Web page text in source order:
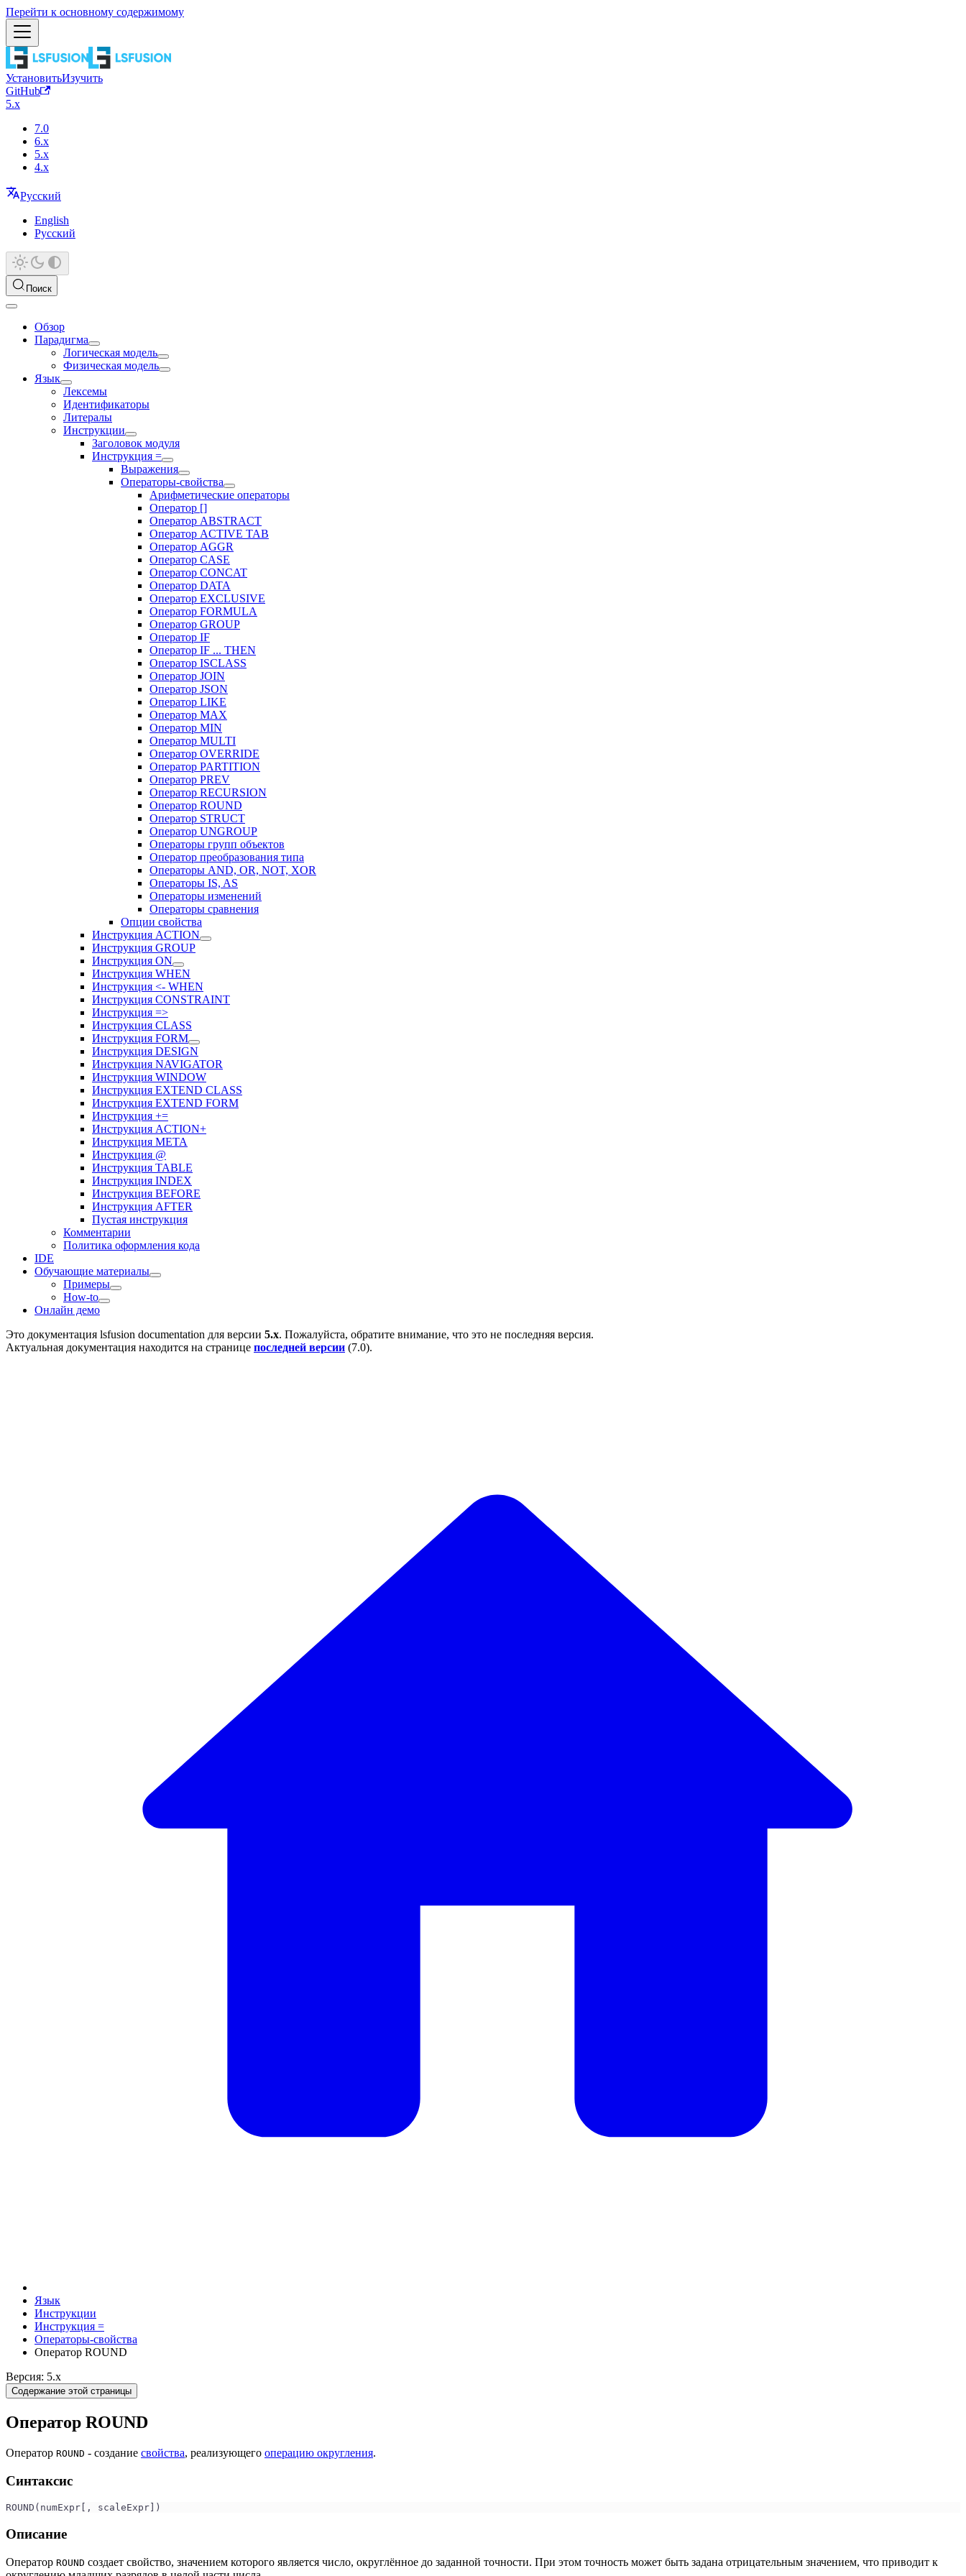
Перейти к основному содержимому
УстановитьИзучить
GitHub
5.x
7.0
6.x
5.x
4.x
Русский
English
Русский
Поиск
Обзор
Парадигма
Логическая модель
Физическая модель
Язык
Лексемы
Идентификаторы
Литералы
Инструкции
Заголовок модуля
Инструкция =
Выражения
Операторы-свойства
Арифметические операторы
Оператор []
Оператор ABSTRACT
Оператор ACTIVE TAB
Оператор AGGR
Оператор CASE
Оператор CONCAT
Оператор DATA
Оператор EXCLUSIVE
Оператор FORMULA
Оператор GROUP
Оператор IF
Оператор IF ... THEN
Оператор ISCLASS
Оператор JOIN
Оператор JSON
Оператор LIKE
Оператор MAX
Оператор MIN
Оператор MULTI
Оператор OVERRIDE
Оператор PARTITION
Оператор PREV
Оператор RECURSION
Оператор ROUND
Оператор STRUCT
Оператор UNGROUP
Операторы групп объектов
Оператор преобразования типа
Операторы AND, OR, NOT, XOR
Операторы IS, AS
Операторы изменений
Операторы сравнения
Опции свойства
Инструкция ACTION
Инструкция GROUP
Инструкция ON
Инструкция WHEN
Инструкция <- WHEN
Инструкция CONSTRAINT
Инструкция =>
Инструкция CLASS
Инструкция FORM
Инструкция DESIGN
Инструкция NAVIGATOR
Инструкция WINDOW
Инструкция EXTEND CLASS
Инструкция EXTEND FORM
Инструкция +=
Инструкция ACTION+
Инструкция META
Инструкция @
Инструкция TABLE
Инструкция INDEX
Инструкция BEFORE
Инструкция AFTER
Пустая инструкция
Комментарии
Политика оформления кода
IDE
Обучающие материалы
Примеры
How-to
Онлайн демо
Это документация lsfusion documentation для версии 5.x. Пожалуйста, обратите внимание, что это не последняя версия.
Актуальная документация находится на странице последней версии (7.0).
Язык
Инструкции
Инструкция =
Операторы-свойства
Оператор ROUND
Версия: 5.x
Содержание этой страницы
Оператор ROUND
Оператор ROUND - создание свойства, реализующего операцию округления.
Синтаксис
ROUND(numExpr[, scaleExpr])
Описание
Оператор ROUND создает свойство, значением которого является число, округлённое до заданной точности. При этом точность может быть задана отрицательным значением, что приводит к